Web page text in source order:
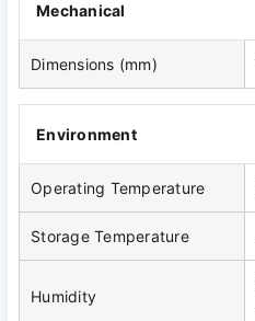
Mechanical
Dimensions (mm)
Environment
Operating Temperature
Storage Temperature
Humidity